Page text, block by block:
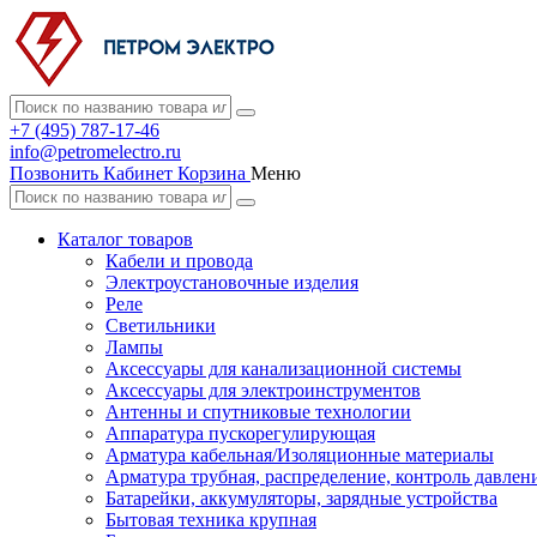
+7 (495) 787-17-46
info@petromelectro.ru
Позвонить Кабинет Корзина Меню
Каталог товаров
Кабели и провода
Электроустановочные изделия
Реле
Светильники
Лампы
Аксессуары для канализационной системы
Аксессуары для электроинструментов
Антенны и спутниковые технологии
Аппаратура пускорегулирующая
Арматура кабельная/Изоляционные материалы
Арматура трубная, распределение, контроль
Батарейки, аккумуляторы, зарядные устройства
Бытовая техника крупная